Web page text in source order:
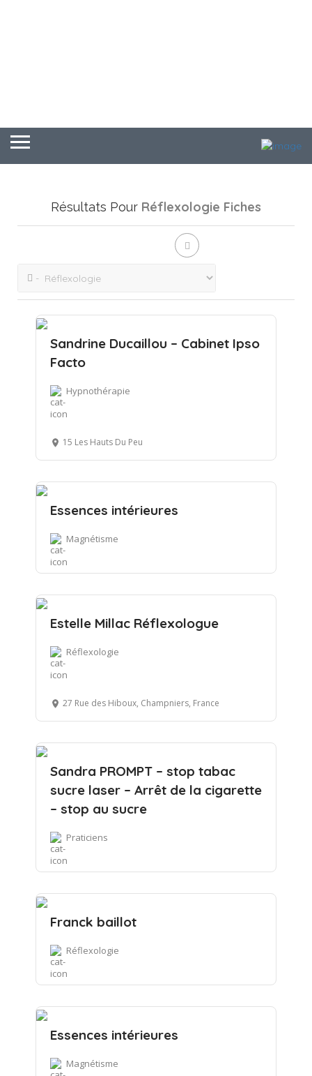
Résultats Pour Réflexologie Fiches
Sandrine Ducaillou – Cabinet Ipso
Facto
Hypnothérapie
15 Les Hauts Du Peu
Essences intérieures
Magnétisme
Estelle Millac Réflexologue
Réflexologie
27 Rue des Hiboux, Champniers, France
Sandra PROMPT – stop tabac
sucre laser – Arrêt de la cigarette
– stop au sucre
Praticiens
Franck baillot
Réflexologie
Essences intérieures
Magnétisme